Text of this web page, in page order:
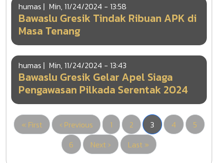
humas | Min, 11/24/2024 - 13:58
Bawaslu Gresik Tindak Ribuan APK di
Masa Tenang
humas | Min, 11/24/2024 - 13:43
Bawaslu Gresik Gelar Apel Siaga
Pengawasan Pilkada Serentak 2024
First page
« First Halaman sebelumnya
‹ Previous Pengawasan
1 Pengawasan
2 Halaman sekarang
3 Pengawasan
4
5
Pengawasan
6 Halaman berikutnya
Next › Last page
Last »